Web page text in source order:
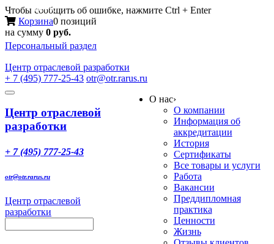
Чтобы сообщить об ошибке, нажмите Ctrl + Enter
Корзина0 позиций
на сумму 0 руб.
Персональный раздел
Центр отраслевой разработки
+ 7 (495) 777-25-43 otr@otr.rarus.ru
Toggle
Меню
Центр отраслевой
разработки
+ 7 (495) 777-25-43
otr@otr.rarus.ru
Центр отраслевой
разработки
О нас›
О компании
Информация об
аккредитации
История
Сертификаты
Все товары и услуги
Работа
Вакансии
Преддипломная
практика
Ценности
Жизнь